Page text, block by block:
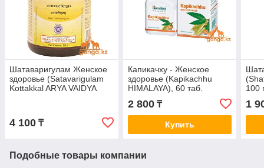
Шатаваригулам Женское
здоровье (Satavarigulam
Kottakkal ARYA VAIDYA
4 100 ₸
Капикачху - Женское
здоровье (Kapikachhu
HIMALAYA), 60 таб.
2 800₸
Купить
100
1
Подобные товары компании